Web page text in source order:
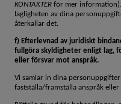
KONTAKTER för mer
lagligheten av dina
återkallar det.
f) Efterlevnad av juridiskt
fullgöra skyldigheter enligt lag,
eller försvar mot anspråk.
Vi samlar in dina
fastställa/framställa anspråk